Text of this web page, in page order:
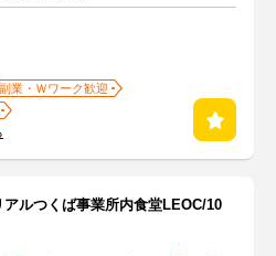
副業・Ｗワーク歓迎
ルつくば事業所内食堂LEOC/10